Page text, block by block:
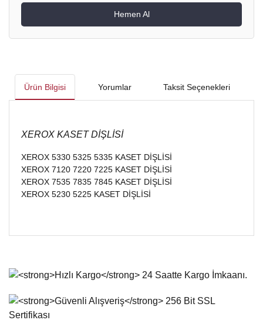
Hemen Al
Ürün Bilgisi Yorumlar Taksit Seçenekleri
XEROX KASET DİŞLİSİ
XEROX 5330 5325 5335 KASET DİŞLİSİ
XEROX 7120 7220 7225 KASET DİŞLİSİ
XEROX 7535 7835 7845 KASET DİŞLİSİ
XEROX 5230 5225 KASET DİŞLİSİ
Bu ürünün fiyat bilgisi, resim, ürün açıklamalarında ve diğer
Görüş ve önerileriniz için teşekkür ederiz.
Ürün resmi kalitesiz, bozuk veya görüntülenemiyor.
Ürün açıklamasında eksik bilgiler bulunuyor.